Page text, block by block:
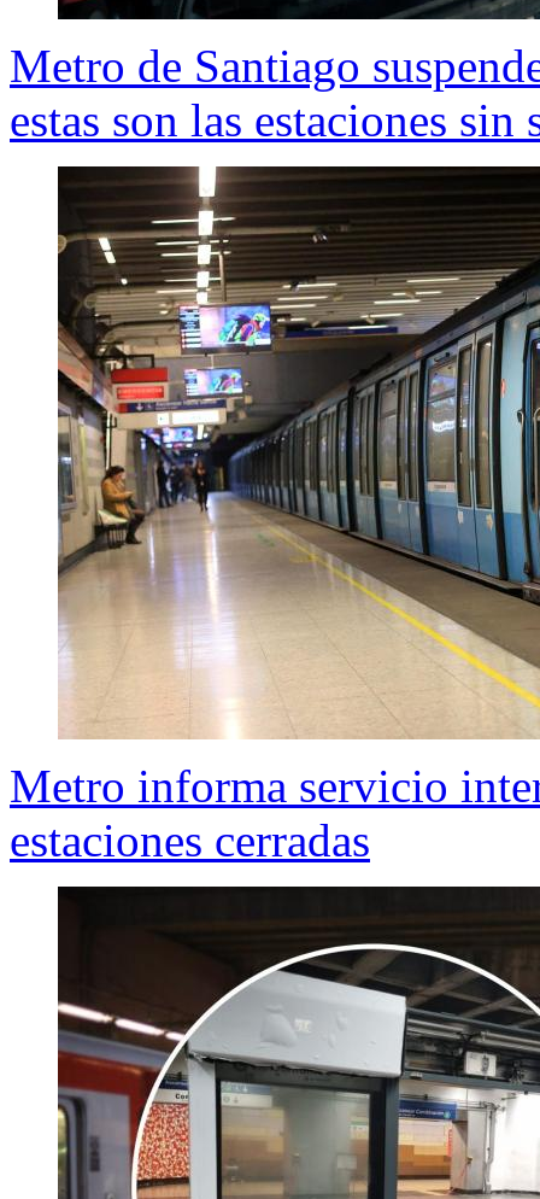
Metro de Santiago
estas son las estaciones
Metro informa servicio
estaciones cerradas